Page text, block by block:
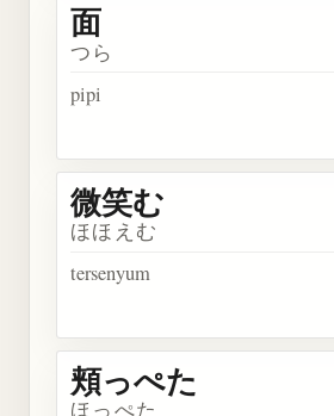
面
つら
pipi
微笑む
ほほえむ
tersenyum
頬っぺた
ほっぺた